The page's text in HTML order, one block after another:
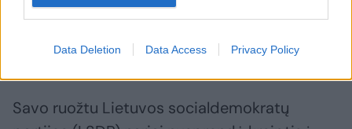
Data Deletion Data Access Privacy Policy
verslo veikloje.
Savo ruožtu Lietuvos socialdemokratų